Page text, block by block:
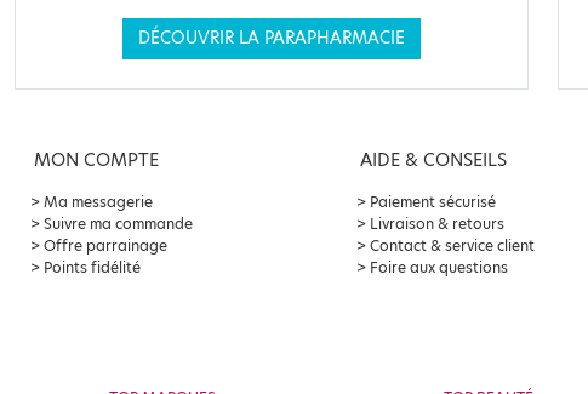
DÉCOUVRIR LA PARAPHARMACIE
MON COMPTE
Ma messagerie
Suivre ma commande
Offre parrainage
Points fidélité
AIDE & CONSEILS
Paiement sécurisé
Livraison & retours
Contact & service client
Foire aux questions